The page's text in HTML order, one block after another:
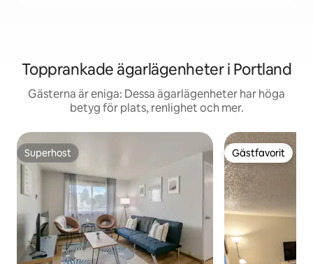
Topprankade ägarlägenheter i Portland
Gästerna är eniga: Dessa ägarlägenheter har höga
betyg för plats, renlighet och mer.
Superhost
Superhost Gästfavorit
Gästfavorit